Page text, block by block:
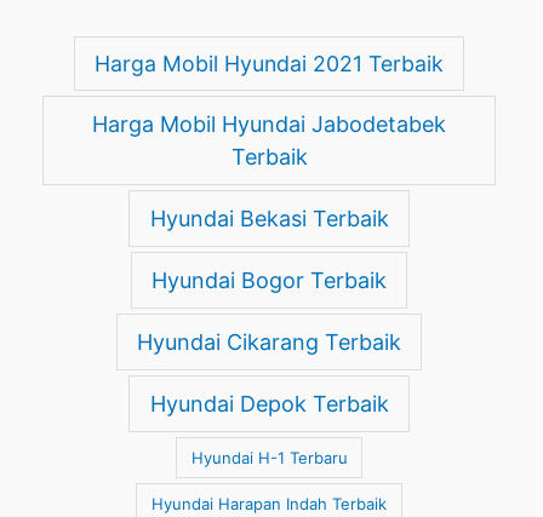
Harga Mobil Hyundai 2021 Terbaik
Harga Mobil Hyundai Jabodetabek
Terbaik
Hyundai Bekasi Terbaik
Hyundai Bogor Terbaik
Hyundai Cikarang Terbaik
Hyundai Depok Terbaik
Hyundai H-1 Terbaru
Hyundai Harapan Indah Terbaik